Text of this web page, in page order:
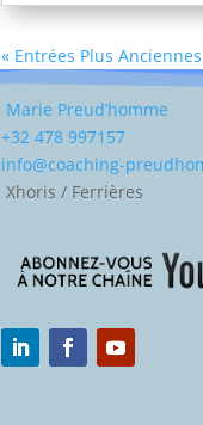
« Entrées Plus Anciennes
Marie Preud’homme
+32 478 997157
info@coaching-
Xhoris / Ferrières